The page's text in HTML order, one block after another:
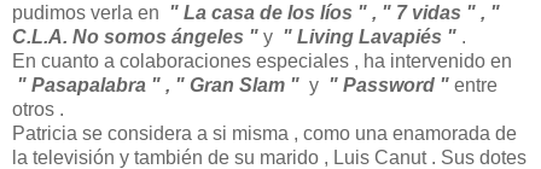
pudimos verla en " La casa de los líos " , " 7 vidas " , "
C.L.A. No somos ángeles " y " Living Lavapiés " .
En cuanto a colaboraciones especiales , ha intervenido en
" Pasapalabra " , " Gran Slam " y " Password " entre
otros .
Patricia se considera a si misma , como una enamorada de
la televisión y también de su marido , Luis Canut . Sus dotes